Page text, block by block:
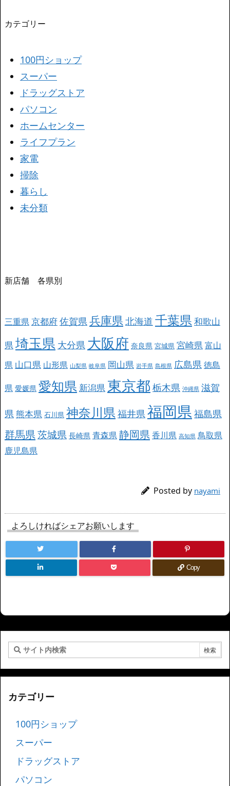
カテゴリー
100円ショップ
スーパー
ドラッグストア
パソコン
ホームセンター
ライフプラン
家電
掃除
暮らし
未分類
新店舗 各県別
三重県京都府佐賀県 兵庫県北海道 千葉県 和歌山
県 埼玉県 大分県 大阪府 奈良県 宮城県 宮崎県 富山
県 山口県 山形県 山梨県 岐阜県 岡山県 岩手県 島根県 広島県 徳島
県 愛媛県 愛知県 新潟県 東京都 栃木県 沖縄県 滋賀
県 熊本県 石川県 神奈川県 福井県 福岡県福島県
群馬県茨城県 長崎県 青森県静岡県 香川県 高知県 鳥取県
鹿児島県
Posted by nayami
よろしければシェアお願いします
Copy
カテゴリー
100円ショップ
スーパー
ドラッグストア
パソコン